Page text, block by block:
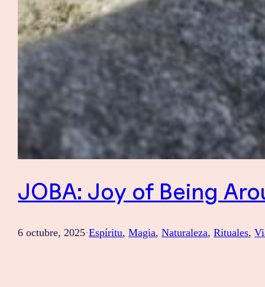
JOBA: Joy of Being
6 octubre, 2025·Espíritu, Magia, Naturaleza, Rituales,